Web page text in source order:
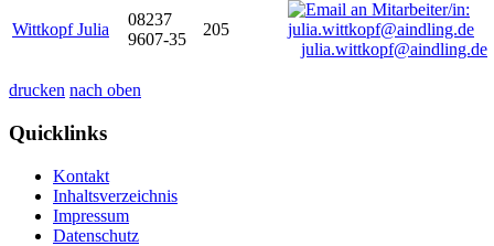
Wittkopf Julia
08237
9607-35
205
julia.wittkopf@aindling.de
drucken nach oben
Quicklinks
Kontakt
Inhaltsverzeichnis
Impressum
Datenschutz